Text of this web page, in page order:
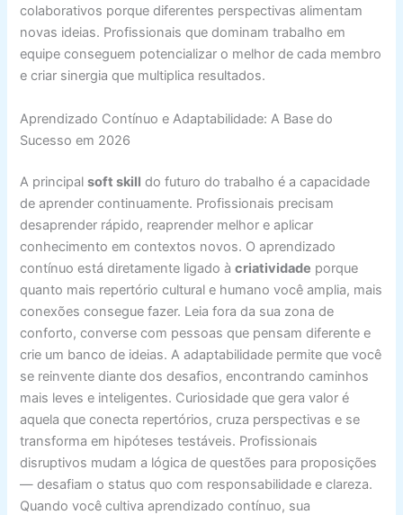
colaborativos porque diferentes perspectivas alimentam
novas ideias. Profissionais que dominam trabalho em
equipe conseguem potencializar o melhor de cada membro
e criar sinergia que multiplica resultados.
Aprendizado Contínuo e Adaptabilidade: A Base do
Sucesso em 2026
A principalsoft skill do futuro do trabalho é a capacidade
de aprender continuamente. Profissionais precisam
desaprender rápido, reaprender melhor e aplicar
conhecimento em contextos novos. O aprendizado
contínuo está diretamente ligado àcriatividade porque
quanto mais repertório cultural e humano você amplia, mais
conexões consegue fazer. Leia fora da sua zona de
conforto, converse com pessoas que pensam diferente e
crie um banco de ideias. A adaptabilidade permite que você
se reinvente diante dos desafios, encontrando caminhos
mais leves e inteligentes. Curiosidade que gera valor é
aquela que conecta repertórios, cruza perspectivas e se
transforma em hipóteses testáveis. Profissionais
disruptivos mudam a lógica de questões para proposições
— desafiam o status quo com responsabilidade e clareza.
Quando você cultiva aprendizado contínuo, sua